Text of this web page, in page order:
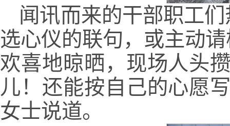
闻讯而来的干部职工
选心仪的联句，或主动
欢喜地晾晒，现场人头
儿！还能按自己的心愿
女士说道。